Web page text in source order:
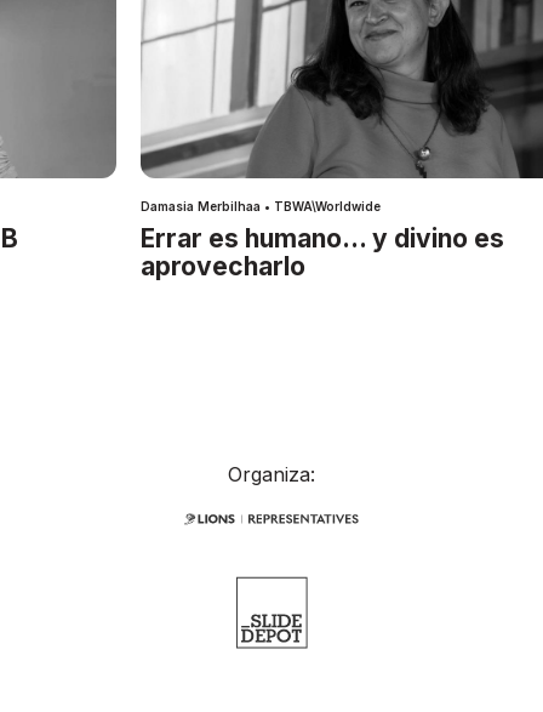
Damasia Merbilhaa • TBWA\Worldwide
Errar es humano… y divino es
aprovecharlo
Organiza: